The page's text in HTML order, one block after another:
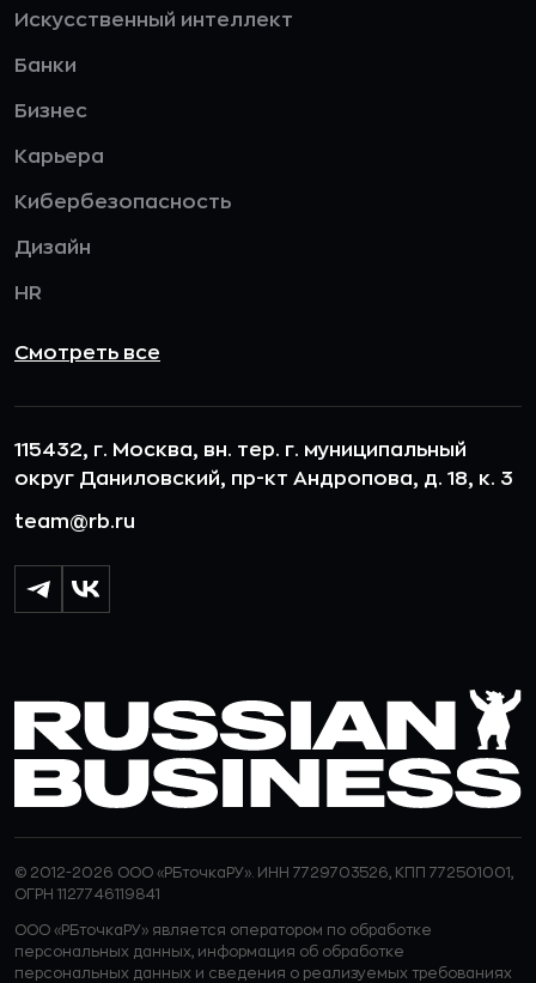
Искусственный интеллект
Банки
Бизнес
Карьера
Кибербезопасность
Дизайн
HR
Смотреть все
115432, г. Москва, вн. тер. г. муниципальный
округ Даниловский, пр-кт Андропова, д. 18, к. 3
team@rb.ru
© 2012-2026 ООО «РБточкаРУ». ИНН 7729703526, КПП 772501001,
ОГРН 1127746119841
ООО «РБточкаРУ» является оператором по обработке
персональных данных, информация об обработке
персональных данных и сведения о реализуемых требованиях